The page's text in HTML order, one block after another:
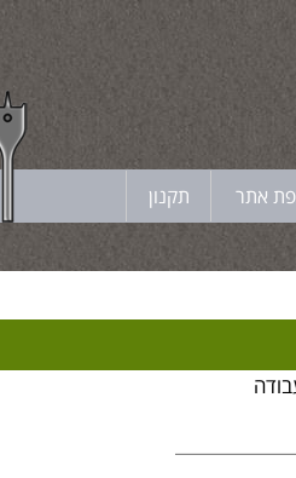
אתר תקנון
העבודה